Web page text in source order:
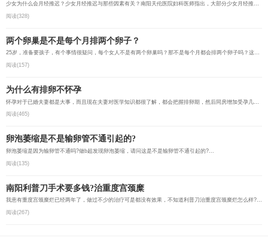
少女为什么会月经推迟？少女月经推迟与那些因素有关？南阳天伦医院妇科医师指出，大部分少女月经推迟是因为...
阅读(328)
两个卵巢是不是每个月排两个卵子？
25岁，准备要孩子，有个事情很疑问，每个女人不是有两个卵巢吗？那不是每个月都会排两个卵子吗？这样不是怀...
阅读(157)
为什么有排卵不怀孕
怀孕对于已婚夫妻都是大事，而且现在夫妻对医学知识都很了解，都会把握排卵期，然后同房增加受孕几率。但是...
阅读(465)
卵泡萎缩是不是输卵管不通引起的?
卵泡萎缩是因为输卵管不通吗?做b超发现卵泡萎缩，请问这是不是输卵管不通引起的?...
阅读(135)
南阳利普刀手术要多钱?治重度宫颈糜
我患有重度宫颈糜烂已经两年了，做过不少的治疗可是都没有效果，不知道利普刀治重度宫颈糜烂怎么样?南阳做...
阅读(267)